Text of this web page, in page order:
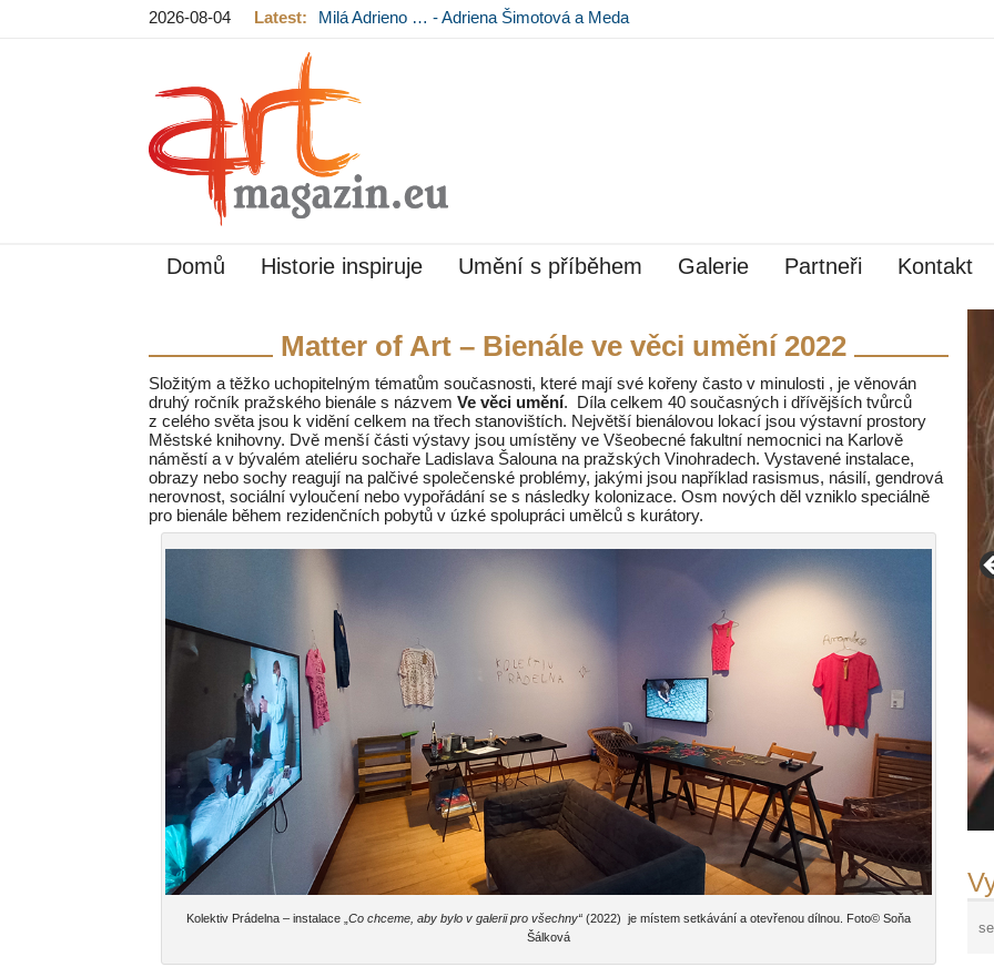
2026-08-04 Latest:
Milá Adrieno … - Adriena Šimotová a Meda
Domů Historie inspiruje Umění s příběhem Galerie Partneři Kontakt
Matter of Art – Bienále ve věci umění 2022
Složitým a těžko uchopitelným tématům současnosti, které mají své kořeny často v minulosti , je věnován
druhý ročník pražského bienále s názvemVe věci umění. Díla celkem 40 současných i dřívějších tvůrců
z celého světa jsou k vidění celkem na třech stanovištích. Největší bienálovou lokací jsou výstavní prostory
Městské knihovny. Dvě menší části výstavy jsou umístěny ve Všeobecné fakultní nemocnici na Karlově
náměstí a v bývalém ateliéru sochaře Ladislava Šalouna na pražských Vinohradech. Vystavené instalace,
obrazy nebo sochy reagují na palčivé společenské problémy, jakými jsou například rasismus, násilí, gendrová
nerovnost, sociální vyloučení nebo vypořádání se s následky kolonizace. Osm nových děl vzniklo speciálně
pro bienále během rezidenčních pobytů v úzké spolupráci umělců s kurátory.
Kolektiv Prádelna – instalace „Co chceme, aby bylo v galerii pro všechny“(2022) je místem setkávání a otevřenou dílnou. Foto© Soňa
Šálková